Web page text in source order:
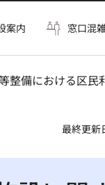
案内 窓口混
整備における区民
最終更新